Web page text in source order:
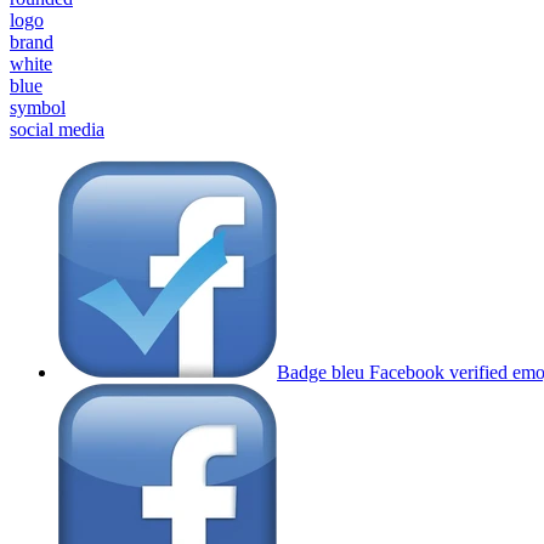
logo
brand
white
blue
symbol
social media
Badge bleu Facebook verified